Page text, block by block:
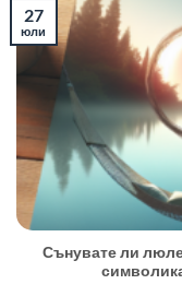
Сънувате ли
27
юли